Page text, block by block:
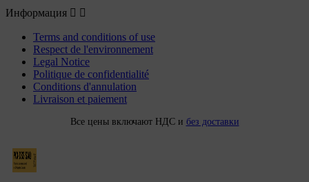
Информация  
Terms and conditions of use
Respect de l'environnement
Legal Notice
Politique de confidentialité
Conditions d'annulation
Livraison et paiement
Все цены включают НДС и без доставки